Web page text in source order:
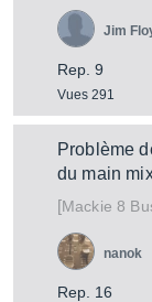
Rep. 9
Vues 291
Jim
Problème
du main
[Mackie 8
Rep. 16
nanok